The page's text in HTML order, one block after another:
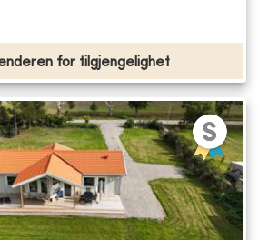
for tilgjengelighet